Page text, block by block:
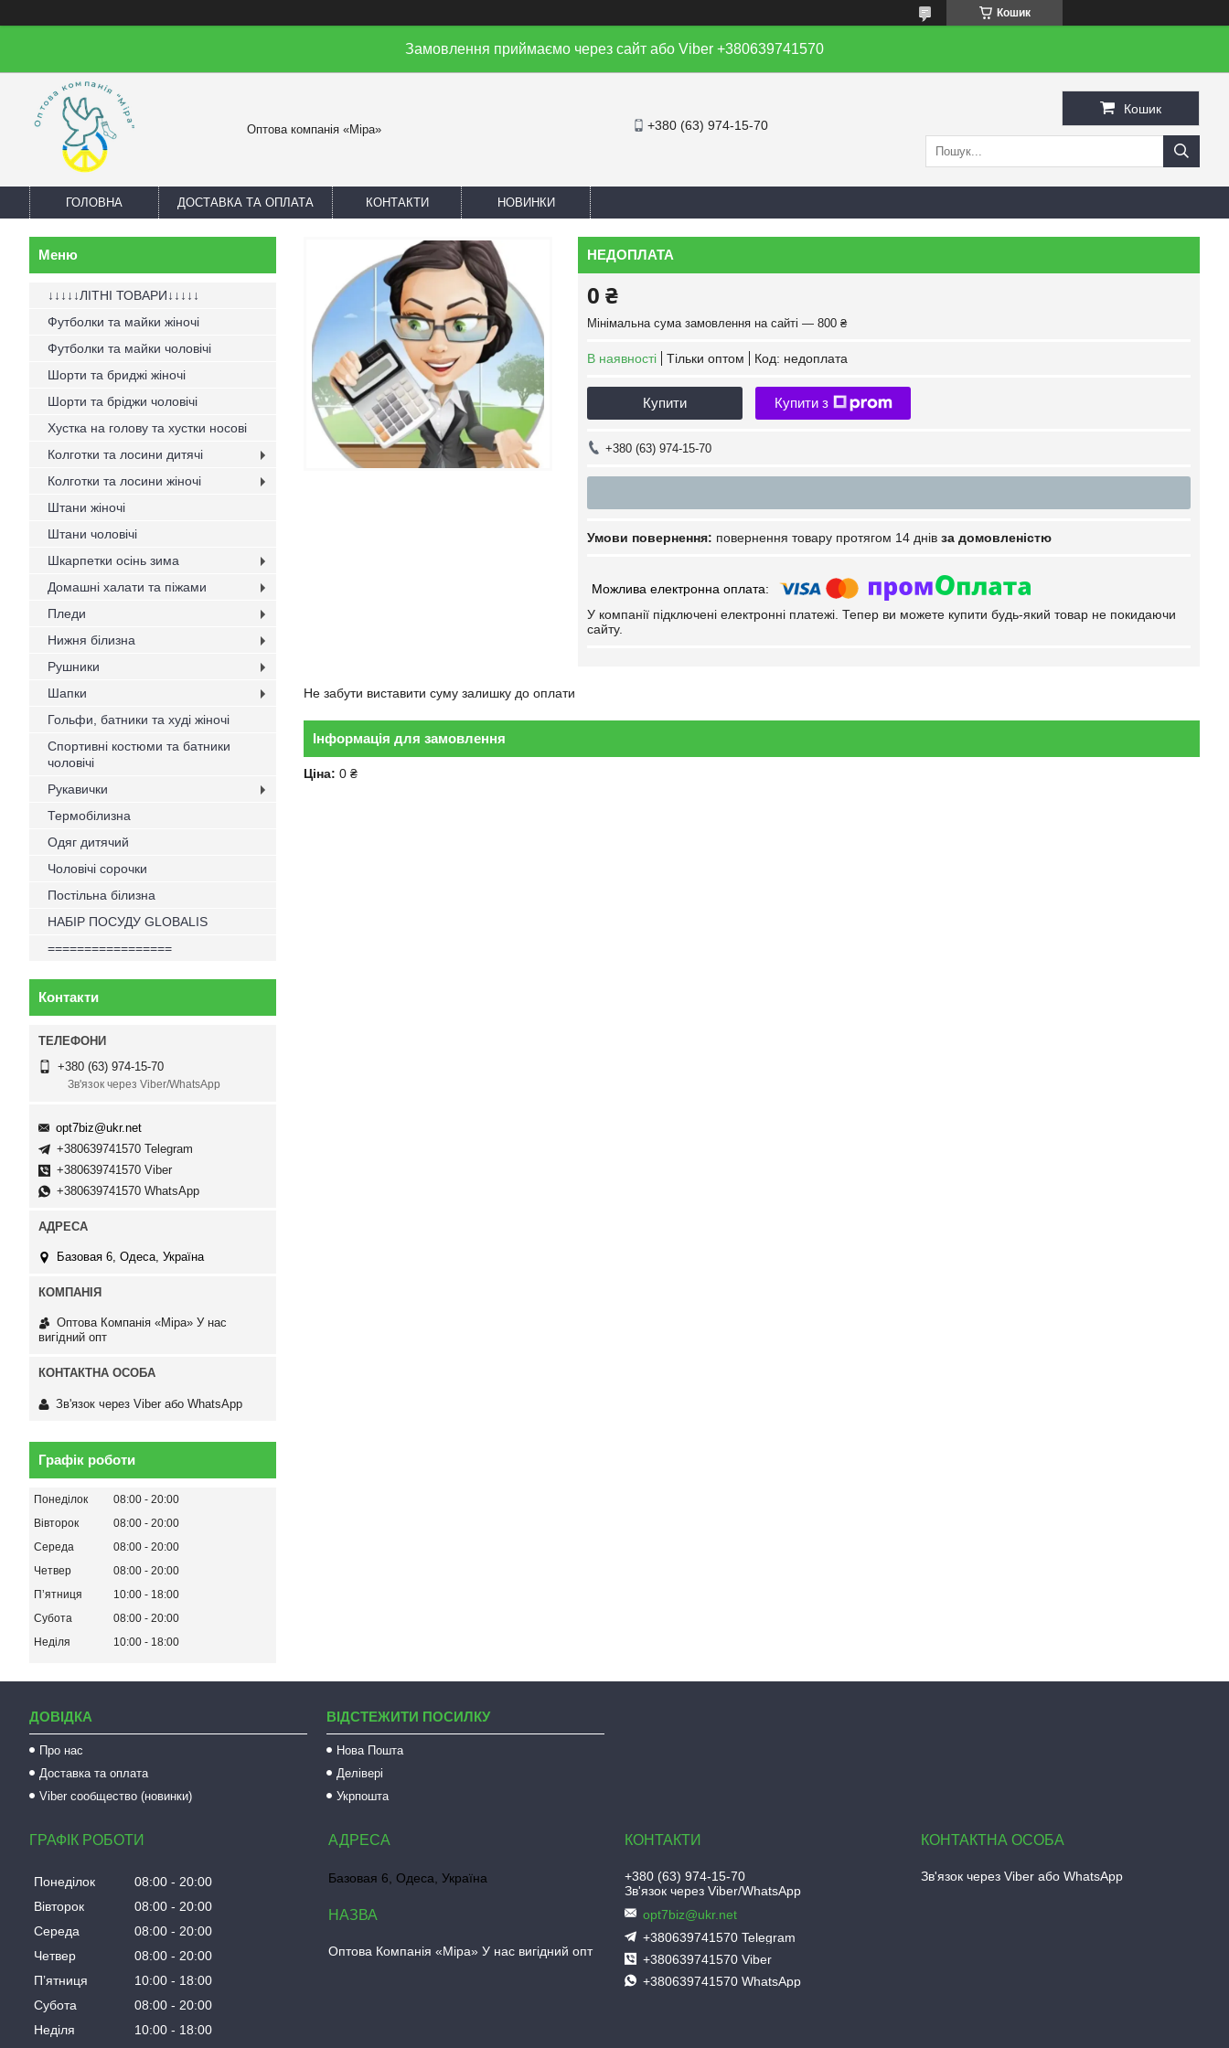
Кошик
Замовлення приймаємо через сайт або Viber +380639741570
Оптова компанія «Міра» +380 (63) 974-15-70
Кошик
ГОЛОВНА ДОСТАВКА ТА ОПЛАТА КОНТАКТИ НОВИНКИ
НЕДОПЛАТА
0 ₴
Мінімальна сума замовлення на сайті — 800 ₴
В наявності Тільки оптом Код: недоплата
Купити Купити з
+380 (63) 974-15-70
повернення товару протягом 14 днів за домовленістю
У компанії підключені електронні платежі. Тепер ви можете купити будь-який товар не покидаючи
сайту.
Не забути виставити суму залишку до оплати
Інформація для замовлення
Ціна: 0 ₴
↓↓↓↓↓ЛІТНІ ТОВАРИ↓↓↓↓↓
Футболки та майки жіночі
Футболки та майки чоловічі
Шорти та бриджі жіночі
Шорти та бріджи чоловічі
Хустка на голову та хустки носові
Колготки та лосини дитячі
Колготки та лосини жіночі
Штани жіночі
Штани чоловічі
Шкарпетки осінь зима
Домашні халати та піжами
Пледи
Нижня білизна
Рушники
Шапки
Гольфи, батники та худі жіночі
Спортивні костюми та батники
чоловічі
Рукавички
Термобілизна
Одяг дитячий
Чоловічі сорочки
Постільна білизна
НАБІР ПОСУДУ GLOBALIS
=================
Контакти
+380 (63) 974-15-70
Зв'язок через Viber/WhatsApp
opt7biz@ukr.net
+380639741570 Telegram
+380639741570 Viber
+380639741570 WhatsApp
Базовая 6, Одеса, Україна
Оптова Компанія «Міра» У нас
вигідний опт
Зв'язок через Viber або WhatsApp
Графік роботи
Понеділок 08:00
20:00
Вівторок
08:00
20:00
Середа
08:00
20:00
Четвер
08:00
20:00
Пʼятниця
10:00
18:00
Субота
08:00
20:00
Неділя
10:00 18:00
ДОВІДКА
Про нас
Доставка та оплата
Viber сообщество (новинки)
ВІДСТЕЖИТИ ПОСИЛКУ
Нова Пошта
Делівері
Укрпошта
ГРАФІК РОБОТИ
Понеділок 08:00
20:00
Вівторок
08:00
20:00
Середа
08:00
20:00
Четвер
08:00
20:00
Пʼятниця
10:00
18:00
Субота
08:00
20:00
Неділя
10:00 18:00
Базовая 6, Одеса, Україна
Оптова Компанія «Міра» У нас вигідний опт
+380 (63) 974-15-70
Зв'язок через Viber/WhatsApp
opt7biz@ukr.net
+380639741570 Telegram
+380639741570 Viber
+380639741570 WhatsApp
Зв'язок через Viber або WhatsApp